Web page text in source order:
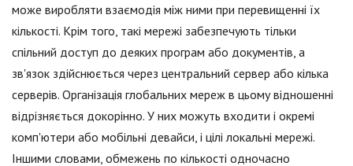
може виробляти взаємодія між ними при перевищенні їх
кількості. Крім того, такі мережі забезпечують тільки
спільний доступ до деяких програм або документів, а
зв'язок здійснюється через центральний сервер або кілька
серверів. Організація глобальних мереж в цьому відношенні
відрізняється докорінно. У них можуть входити і окремі
комп'ютери або мобільні девайси, і цілі локальні мережі.
Іншими словами, обмежень по кількості одночасно